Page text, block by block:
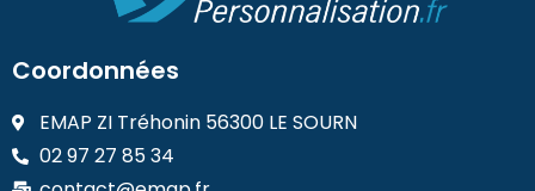
Coordonnées
EMAP ZI Tréhonin 56300 LE SOURN
02 97 27 85 34